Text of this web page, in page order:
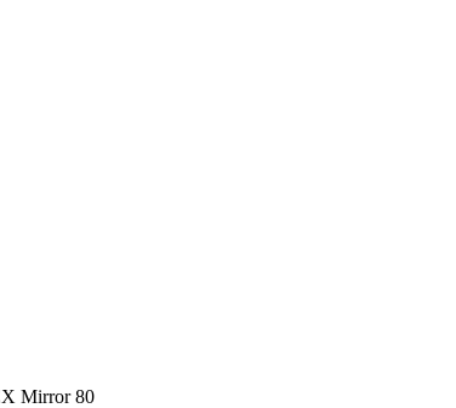
Mirror 80